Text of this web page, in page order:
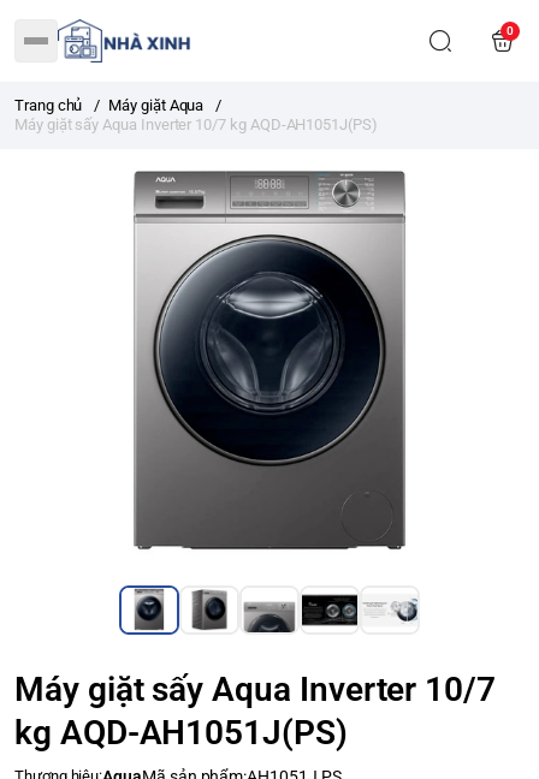
0
Trang chủ / Máy giặt Aqua
/
Máy giặt sấy Aqua Inverter 10/7 kg AQD-AH1051J(PS)
Máy giặt sấy Aqua Inverter 10/7
kg AQD-AH1051J(PS)